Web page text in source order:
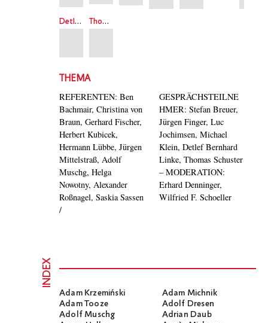
Detlef Bernhard Linke Thomas Schuster
THEMA
REFERENTEN: Ben
Bachmair, Christina von
Braun, Gerhard Fischer,
Herbert Kubicek,
Hermann Lübbe, Jürgen
Mittelstraß, Adolf
Muschg, Helga
Nowotny, Alexander
Roßnagel, Saskia Sassen
/
GESPRÄCHSTEILNE
HMER: Stefan Breuer,
Jürgen Finger, Luc
Jochimsen, Michael
Klein, Detlef Bernhard
Linke, Thomas Schuster
– MODERATION:
Erhard Denninger,
Wilfried F. Schoeller
INDEX
Adam Krzemiński
Adam Michnik
Adam Tooze
Adolf Dresen
Adolf Muschg
Adrian Daub